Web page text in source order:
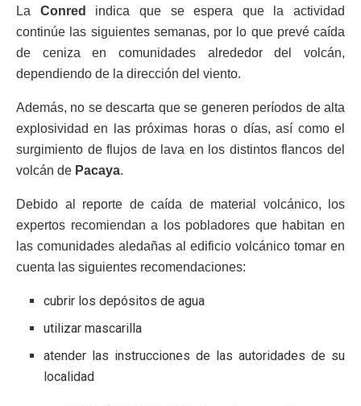
La Conred
indica que se espera que la actividad
continúe las siguientes semanas, por lo que prevé caída
de ceniza en comunidades alrededor del volcán,
dependiendo de la dirección del viento.
Además, no se descarta que se generen períodos de alta
explosividad en las próximas horas o días, así como el
surgimiento de flujos de lava en los distintos flancos del
volcán de Pacaya.
Debido al reporte de caída de material volcánico, los
expertos recomiendan a los pobladores que habitan en
las comunidades aledañas al edificio volcánico tomar en
cuenta las siguientes recomendaciones:
cubrir los depósitos de agua
utilizar mascarilla
atender las instrucciones de las autoridades de su
localidad